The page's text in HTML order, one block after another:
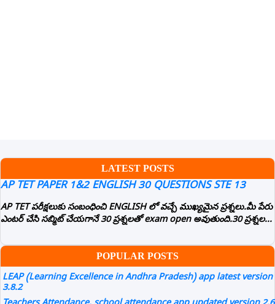
LATEST POSTS
AP TET PAPER 1&2 ENGLISH 30 QUESTIONS STE 13
AP TET పరీక్షలుకు సంబంధించి ENGLISH లో వచ్చే ముఖ్యమైన ప్రశ్నలు.మీ పేరు
ఎంటర్ చేసి సబ్మిట్ చేయగానే 30 ప్రశ్నలతో exam open అవుతుంది.30 ప్రశ్నల...
POPULAR POSTS
LEAP (Learning Excellence in Andhra Pradesh) app latest version
3.8.2